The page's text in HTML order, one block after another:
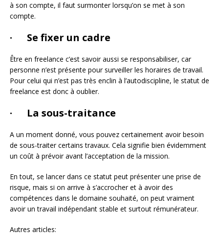
à son compte, il faut surmonter lorsqu’on se met à son
compte.
· Se fixer un cadre
Être en freelance c’est savoir aussi se responsabiliser, car
personne n’est présente pour surveiller les horaires de travail.
Pour celui qui n’est pas très enclin à l’autodiscipline, le statut de
freelance est donc à oublier.
· La sous-traitance
A un moment donné, vous pouvez certainement avoir besoin
de sous-traiter certains travaux. Cela signifie bien évidemment
un coût à prévoir avant l’acceptation de la mission.
En tout, se lancer dans ce statut peut présenter une prise de
risque, mais si on arrive à s’accrocher et à avoir des
compétences dans le domaine souhaité, on peut vraiment
avoir un travail indépendant stable et surtout rémunérateur.
Autres articles: